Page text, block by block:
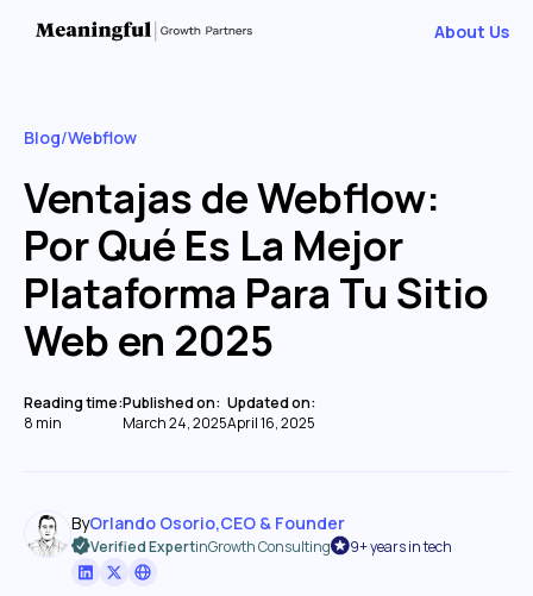
About Us
Blog/Webflow
Ventajas de Webflow:
Por Qué Es La Mejor
Plataforma Para Tu Sitio
Web en 2025
Reading time:
8 min
Published on:
March 24, 2025
Updated on:
April 16, 2025
ByOrlando Osorio,CEO & Founder
Verified ExpertinGrowth Consulting 9+ years in tech